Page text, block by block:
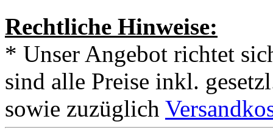
Rechtliche Hinweise:
* Unser Angebot richtet
sind alle Preise inkl.
sowie zuzüglich